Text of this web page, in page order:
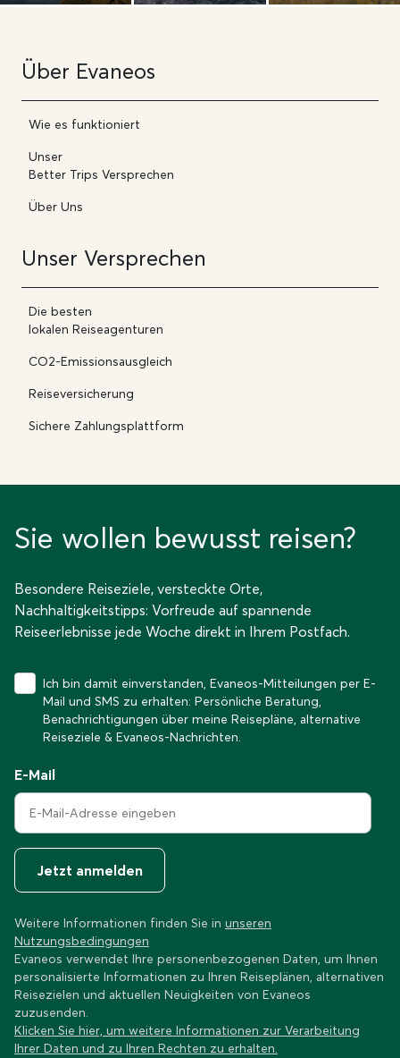
Über Evaneos
Wie es funktioniert
Unser
Better Trips Versprechen
Über Uns
Unser Versprechen
Die besten
lokalen Reiseagenturen
CO2-Emissionsausgleich
Reiseversicherung
Sichere Zahlungsplattform
Sie wollen bewusst reisen?
Besondere Reiseziele, versteckte Orte,
Nachhaltigkeitstipps: Vorfreude auf spannende
Reiseerlebnisse jede Woche direkt in Ihrem Postfach.
Ich bin damit einverstanden, Evaneos-Mitteilungen per E-
Mail und SMS zu erhalten: Persönliche Beratung,
Benachrichtigungen über meine Reisepläne, alternative
Reiseziele & Evaneos-Nachrichten.
E-Mail
Jetzt anmelden
Weitere Informationen finden Sie in unseren
Nutzungsbedingungen
Evaneos verwendet Ihre personenbezogenen Daten, um Ihnen
personalisierte Informationen zu Ihren Reiseplänen, alternativen
Reisezielen und aktuellen Neuigkeiten von Evaneos
zuzusenden.
Klicken Sie hier, um weitere Informationen zur Verarbeitung
Ihrer Daten und zu Ihren Rechten zu erhalten.